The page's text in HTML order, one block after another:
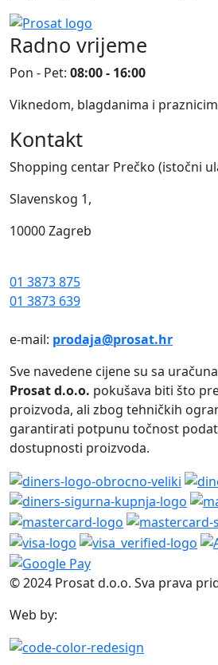
Radno vrijeme
Pon - Pet: 08:00 - 16:00
Viknedom, blagdanima i
Kontakt
Shopping centar Prečko (istočni
Slavenskog 1,
10000 Zagreb
01 3873 875
01 3873 639
e-mail: prodaja@prosat.hr
Sve navedene cijene su sa
Prosat d.o.o. pokušava biti što
proizvoda, ali zbog tehničkih
garantirati potpunu točnost
dostupnosti proizvoda.
© 2024 Prosat d.o.o. Sva prava
Web by: